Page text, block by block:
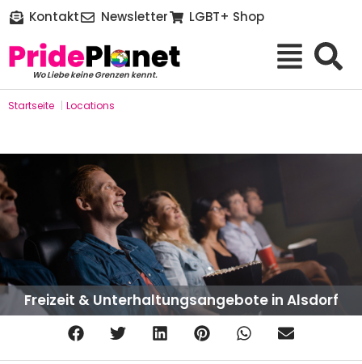
Kontakt Newsletter LGBT+ Shop
Wo Liebe keine Grenzen kennt.
Startseite | Locations
Freizeit & Unterhaltungsangebote in Alsdorf